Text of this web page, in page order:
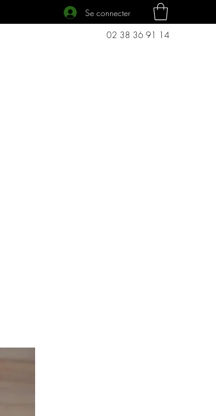
Se connecter
02 38 36 91 14